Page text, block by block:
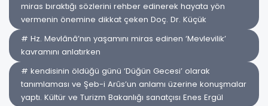
miras bıraktığı sözlerini rehber edinerek hayata yön
vermenin önemine dikkat çeken Doç. Dr. Küçük
# Hz. Mevlânâ’nın yaşamını miras edinen ‘Mevlevilik’
kavramını anlatırken
# kendisinin öldüğü günü ‘Düğün Gecesi’ olarak
tanımlaması ve Şeb-i Arûs’un anlamı üzerine konuşmalar
yaptı. Kültür ve Turizm Bakanlığı sanatçısı Enes Ergül